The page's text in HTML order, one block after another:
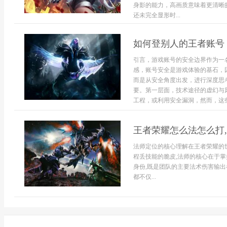
身影的能力，高画质意味着更清
还未完全显形时...
如何登别人的王者账
引言，游戏账号的安全边界作为
感，账号安全是游戏体验的基石
而是从安全角度出发，进行深度
要。第一层面，技术途径的虚幻
工程，或利用安全漏洞，然而，这
王者荣耀怎么法怎么
法师定位的核心理解在王者荣耀
程丢技能的脆皮,法师的核心在于
身份,既是团队的主要法术伤害输
都不仅...